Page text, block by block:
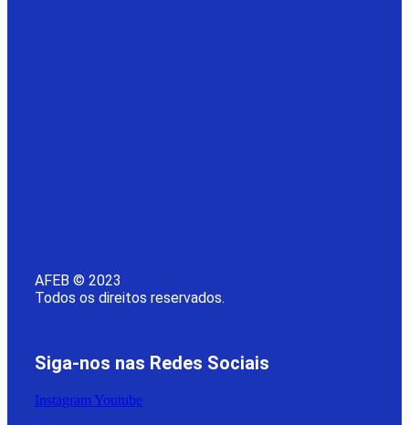
AFEB © 2023
Todos os direitos reservados.
Siga-nos nas Redes Sociais
Instagram Youtube